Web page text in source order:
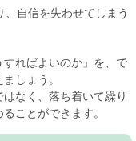
自信を失わせてしまう
すればよいのか」を、で
しょう。
はなく、落ち着いて繰り
ことができます。